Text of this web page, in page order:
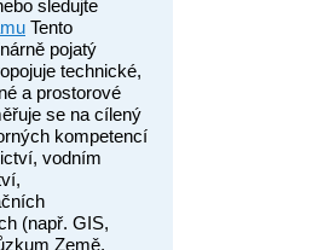
sledujte
Tento
pojatý
technické,
a prostorové
se na cílený
kompetencí
vodním
(např. GIS,
Země,